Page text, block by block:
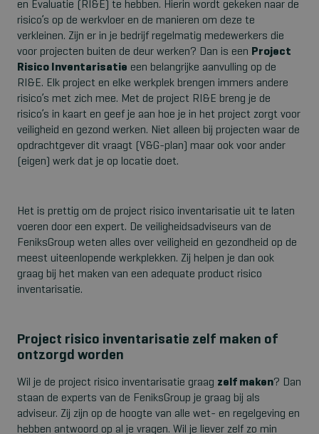
en Evaluatie (RI&E) te hebben. Hierin wordt gekeken naar de
risico’s op de werkvloer en de manieren om deze te
verkleinen. Zijn er in je bedrijf regelmatig medewerkers die
voor projecten buiten de deur werken? Dan is een Project
Risico Inventarisatie een belangrijke aanvulling op de
RI&E. Elk project en elke werkplek brengen immers andere
risico’s met zich mee. Met de project RI&E breng je de
risico’s in kaart en geef je aan hoe je in het project zorgt voor
veiligheid en gezond werken. Niet alleen bij projecten waar de
opdrachtgever dit vraagt (V&G-plan) maar ook voor ander
(eigen) werk dat je op locatie doet.
Het is prettig om de project risico inventarisatie uit te laten
voeren door een expert. De veiligheidsadviseurs van de
FeniksGroup weten alles over veiligheid en gezondheid op de
meest uiteenlopende werkplekken. Zij helpen je dan ook
graag bij het maken van een adequate product risico
inventarisatie.
Project risico inventarisatie zelf maken of
ontzorgd worden
Wil je de project risico inventarisatie graag zelf maken? Dan
staan de experts van de FeniksGroup je graag bij als
adviseur. Zij zijn op de hoogte van alle wet- en regelgeving en
hebben antwoord op al je vragen. Wil je liever zelf zo min